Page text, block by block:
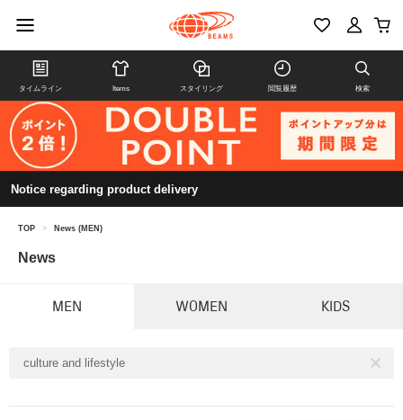
タイムライン Items スタイリング 閲覧履歴 検索
Notice regarding product delivery
TOP > News (MEN)
News
MEN WOMEN KIDS
culture and lifestyle